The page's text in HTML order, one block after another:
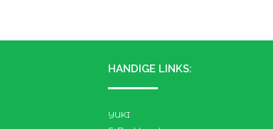
HANDIGE LINKS:
YUKI